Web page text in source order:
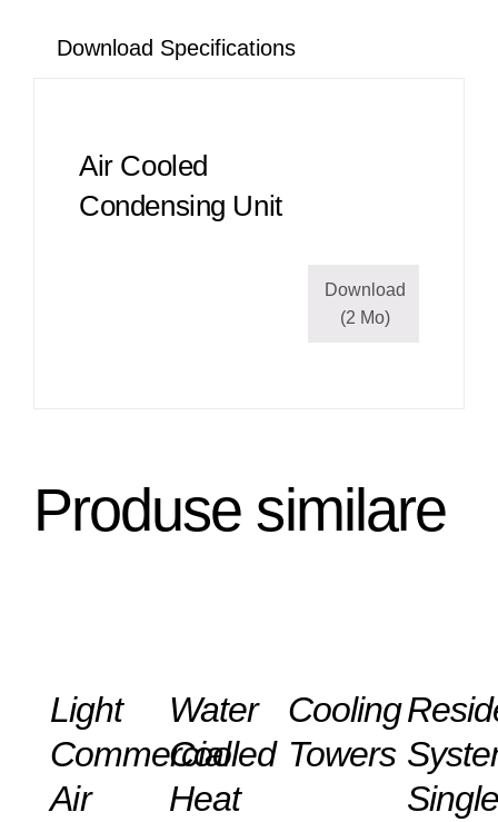
Download Specifications
Air Cooled
Condensing Unit
Download
(2 Mo)
Produse similare
Light
Commercial
Air
Water
Cooled
Heat
Cooling
Towers